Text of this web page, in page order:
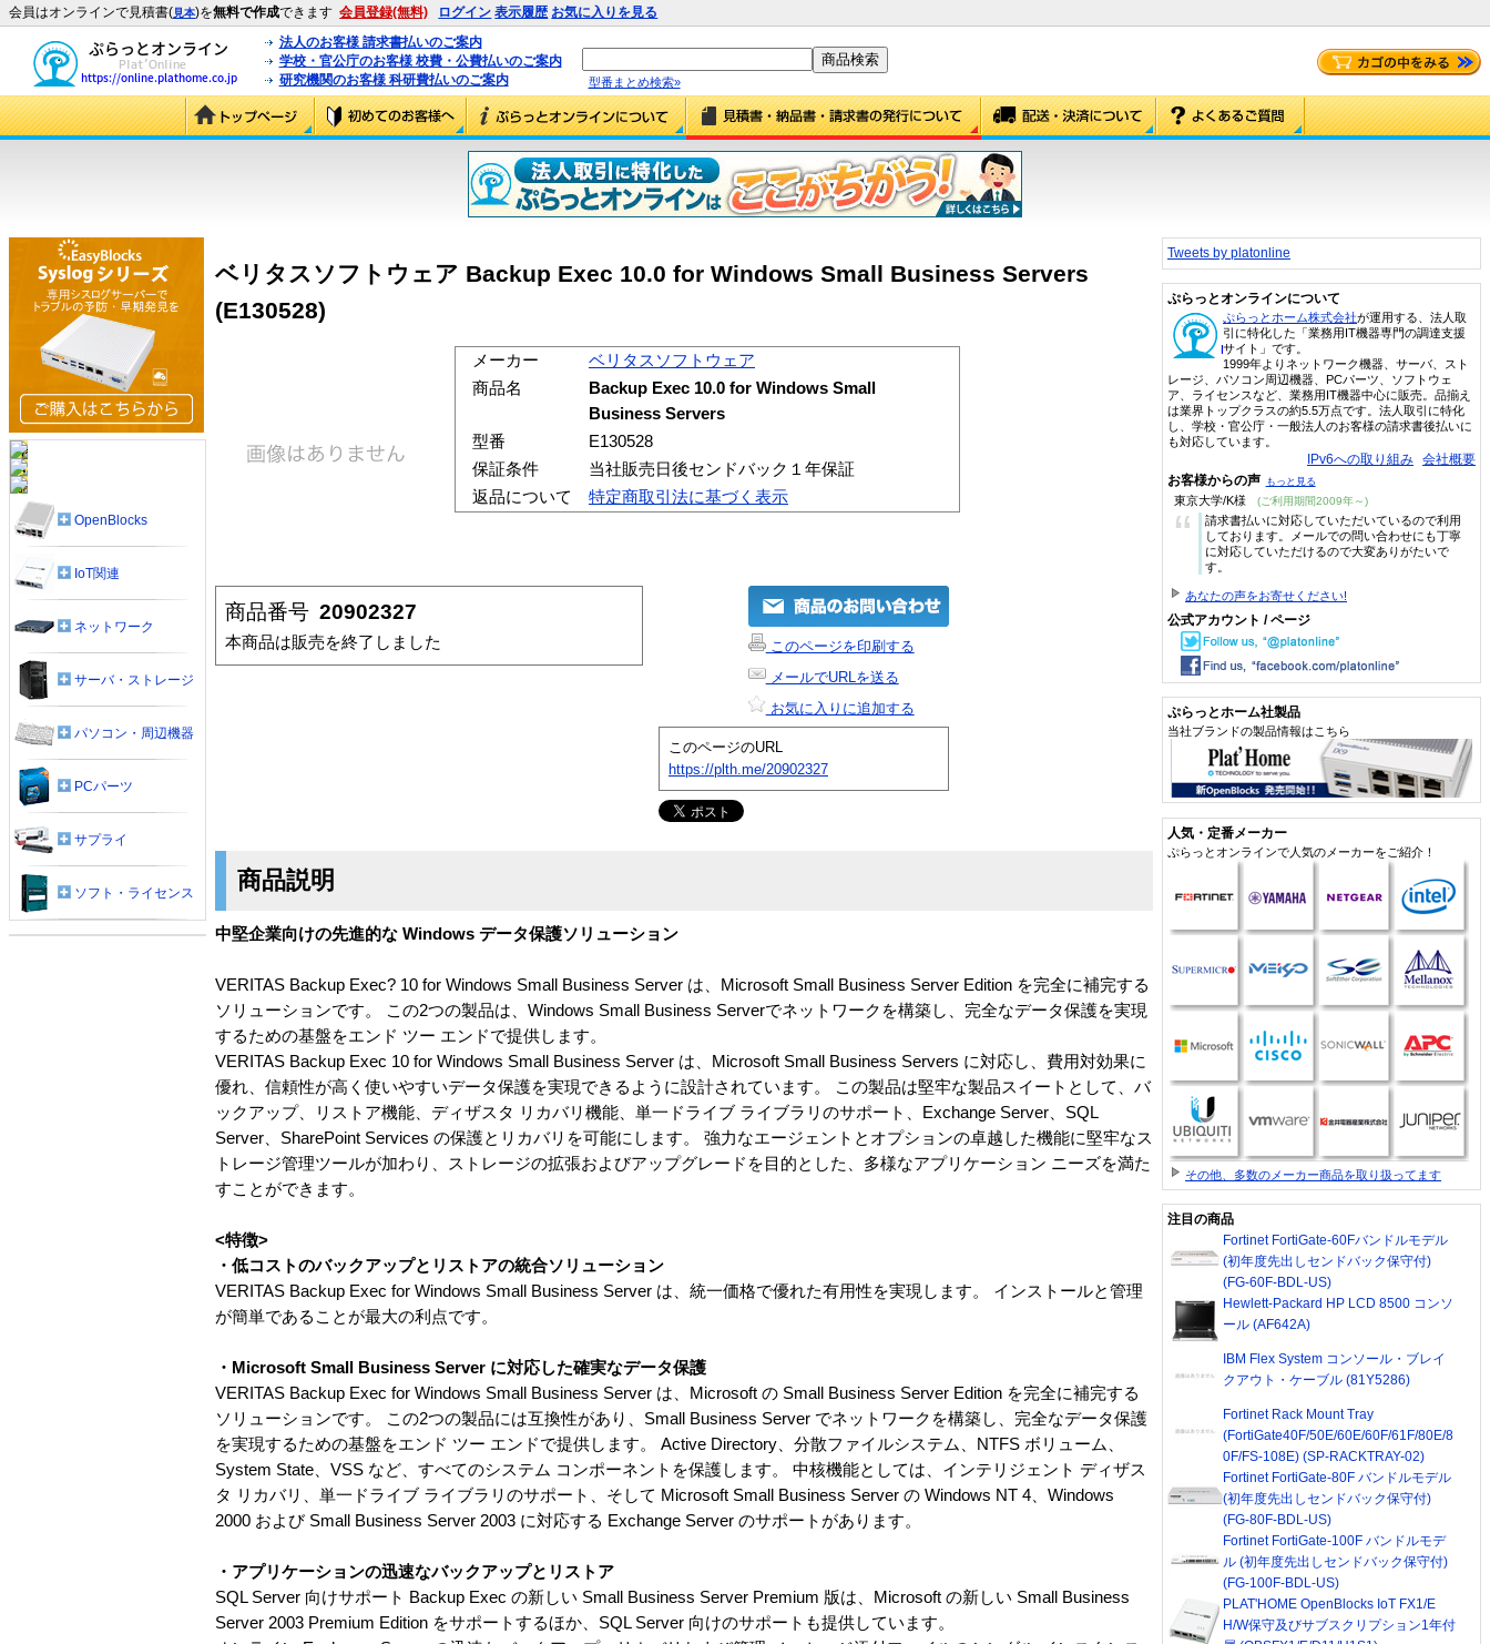
会員はオンラインで見積書(見本)を無料で作成できます 会員登録(無料) ログイン 表示履歴 お気に入りを見る
法人のお客様 請求書払いのご案内
学校・官公庁のお客様 校費・公費払いのご案内
研究機関のお客様 科研費払いのご案内
型番まとめ検索»
ベリタスソフトウェア Backup Exec 10.0 for Windows Small Business Servers
(E130528)
メーカー
ベリタスソフトウェア
商品名
Backup Exec 10.0 for Windows Small
Business Servers
型番
E130528
保証条件
当社販売日後センドバック１年保証
返品について
特定商取引法に基づく表示
商品番号 20902327
本商品は販売を終了しました
このページを印刷する
メールでURLを送る
お気に入りに追加する
このページのURL
https://plth.me/20902327
商品説明
中堅企業向けの先進的な Windows データ保護ソリューション
VERITAS Backup Exec? 10 for Windows Small Business Server は、Microsoft Small Business Server Edition を完全に補完する
ソリューションです。 この2つの製品は、Windows Small Business Serverでネットワークを構築し、完全なデータ保護を実現
するための基盤をエンド ツー エンドで提供します。
VERITAS Backup Exec 10 for Windows Small Business Server は、Microsoft Small Business Servers に対応し、費用対効果に
優れ、信頼性が高く使いやすいデータ保護を実現できるように設計されています。 この製品は堅牢な製品スイートとして、バ
ックアップ、リストア機能、ディザスタ リカバリ機能、単一ドライブ ライブラリのサポート、Exchange Server、SQL
Server、SharePoint Services の保護とリカバリを可能にします。 強力なエージェントとオプションの卓越した機能に堅牢なス
トレージ管理ツールが加わり、ストレージの拡張およびアップグレードを目的とした、多様なアプリケーション ニーズを満た
すことができます。
<特徴>
・低コストのバックアップとリストアの統合ソリューション
VERITAS Backup Exec for Windows Small Business Server は、統一価格で優れた有用性を実現します。 インストールと管理
が簡単であることが最大の利点です。
・Microsoft Small Business Server に対応した確実なデータ保護
VERITAS Backup Exec for Windows Small Business Server は、Microsoft の Small Business Server Edition を完全に補完する
ソリューションです。 この2つの製品には互換性があり、Small Business Server でネットワークを構築し、完全なデータ保護
を実現するための基盤をエンド ツー エンドで提供します。 Active Directory、分散ファイルシステム、NTFS ボリューム、
System State、VSS など、すべてのシステム コンポーネントを保護します。 中核機能としては、インテリジェント ディザス
タ リカバリ、単一ドライブ ライブラリのサポート、そして Microsoft Small Business Server の Windows NT 4、Windows
2000 および Small Business Server 2003 に対応する Exchange Server のサポートがあります。
・アプリケーションの迅速なバックアップとリストア
SQL Server 向けサポート Backup Exec の新しい Small Business Server Premium 版は、Microsoft の新しい Small Business
Server 2003 Premium Edition をサポートするほか、SQL Server 向けのサポートも提供しています。
OpenBlocks
IoT関連
ネットワーク
サーバ・ストレージ
パソコン・周辺機器
PCパーツ
サプライ
ソフト・ライセンス
Tweets by platonline
ぷらっとオンラインについて
ぷらっとホーム株式会社が運用する、法人取
引に特化した「業務用IT機器専門の調達支援
サイト」です。
1999年よりネットワーク機器、サーバ、スト
レージ、パソコン周辺機器、PCパーツ、ソフトウェ
ア、ライセンスなど、業務用IT機器中心に販売。品揃え
は業界トップクラスの約5.5万点です。法人取引に特化
し、学校・官公庁・一般法人のお客様の請求書後払いに
も対応しています。
IPv6への取り組み 会社概要
お客様からの声 もっと見る
東京大学/K様 (ご利用期間2009年～)
“
請求書払いに対応していただいているので利用
しております。メールでの問い合わせにも丁寧
に対応していただけるので大変ありがたいで
す。
あなたの声をお寄せください!
公式アカウント / ページ
ぷらっとホーム社製品
当社ブランドの製品情報はこちら
人気・定番メーカー
ぷらっとオンラインで人気のメーカーをご紹介！
その他、多数のメーカー商品を取り扱ってます
注目の商品
Fortinet FortiGate-60Fバンドルモデル
(初年度先出しセンドバック保守付)
(FG-60F-BDL-US)
Hewlett-Packard HP LCD 8500 コンソ
ール (AF642A)
IBM Flex System コンソール・ブレイ
クアウト・ケーブル (81Y5286)
Fortinet Rack Mount Tray
(FortiGate40F/50E/60E/60F/61F/80E/8
0F/FS-108E) (SP-RACKTRAY-02)
Fortinet FortiGate-80F バンドルモデル
(初年度先出しセンドバック保守付)
(FG-80F-BDL-US)
Fortinet FortiGate-100F バンドルモデ
ル (初年度先出しセンドバック保守付)
(FG-100F-BDL-US)
PLAT'HOME OpenBlocks IoT FX1/E
H/W保守及びサブスクリプション1年付